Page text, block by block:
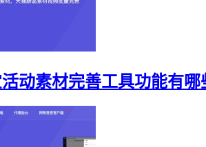
动素材完善工具功能有哪